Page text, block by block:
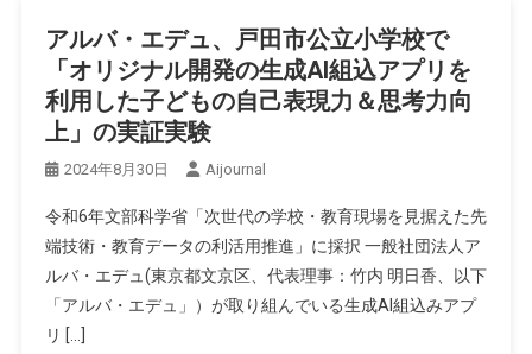
アルバ・エデュ、戸田市公立小学校で
「オリジナル開発の生成AI組込アプリを
利用した子どもの自己表現力＆思考力向
上」の実証実験
2024年8月30日 Aijournal
令和6年文部科学省「次世代の学校・教育現場を見据えた先
端技術・教育データの利活用推進」に採択 一般社団法人ア
ルバ・エデュ(東京都文京区、代表理事：竹内 明日香、以下
「アルバ・エデュ」）が取り組んでいる生成AI組込みアプ
リ […]